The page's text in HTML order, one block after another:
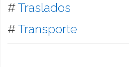
#Traslados
#Transporte